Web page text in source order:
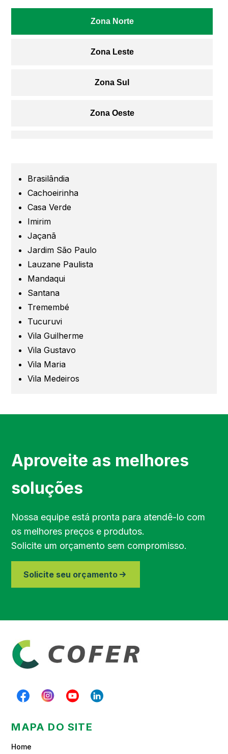
Zona Norte
Zona Leste
Zona Sul
Zona Oeste
São Caetano
Região do Vale do Paraíba
Região de Piracicaba
Brasilândia
Cachoeirinha
Casa Verde
Imirim
Jaçanã
Jardim São Paulo
Lauzane Paulista
Mandaqui
Santana
Tremembé
Tucuruvi
Vila Guilherme
Vila Gustavo
Vila Maria
Vila Medeiros
Aproveite as melhores
soluções
Nossa equipe está pronta para atendê-lo com
os melhores preços e produtos.
Solicite um orçamento sem compromisso.
Solicite seu orçamento
MAPA DO SITE
Home